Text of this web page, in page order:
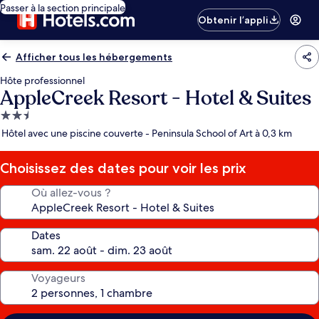
Passer à la section principale
Obtenir l’appli
Afficher tous les hébergements
Hôte professionnel
AppleCreek Resort - Hotel & Suites
Hébergement
2.5 étoiles
Hôtel avec une piscine couverte - Peninsula School of Art à 0,3 km
Choisissez des dates pour voir les prix
Où allez-vous ?
Dates
Voyageurs